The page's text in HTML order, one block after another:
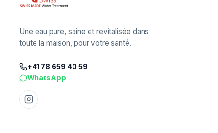
Une eau pure, saine et revitalisée dans
toute la maison, pour votre santé.
+41 78 659 40 59
WhatsApp